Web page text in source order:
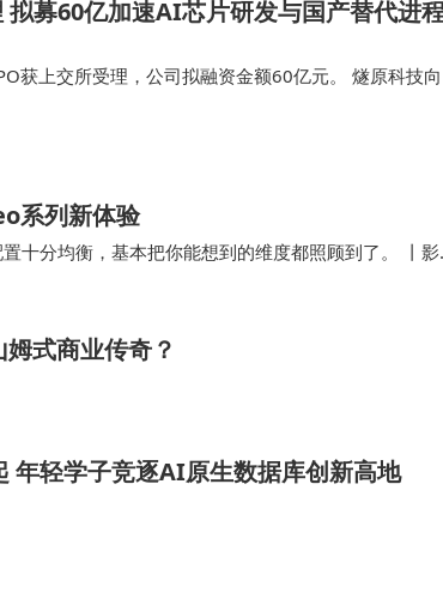
募60亿加速AI芯片研发与国产替代进
获上交所受理，公司拟融资金额60亿元。 燧原科技向
系列新体验
十分均衡，基本把你能想到的维度都照顾到了。 丨
同价位罕有的三摄，包括5…
式商业传奇？
年轻学子竞逐AI原生数据库创新高地